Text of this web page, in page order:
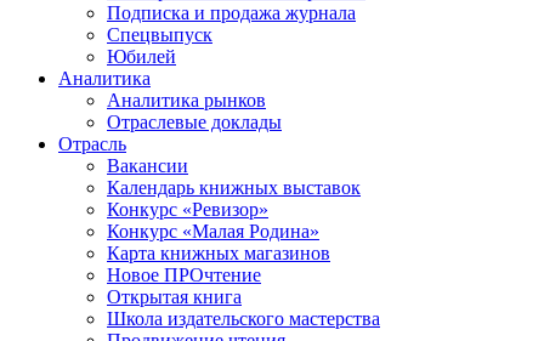
Подписка и продажа журнала
Спецвыпуск
Юбилей
Аналитика
Аналитика рынков
Отраслевые доклады
Отрасль
Вакансии
Календарь книжных выставок
Конкурс «Ревизор»
Конкурс «Малая Родина»
Карта книжных магазинов
Новое ПРОчтение
Открытая книга
Школа издательского мастерства